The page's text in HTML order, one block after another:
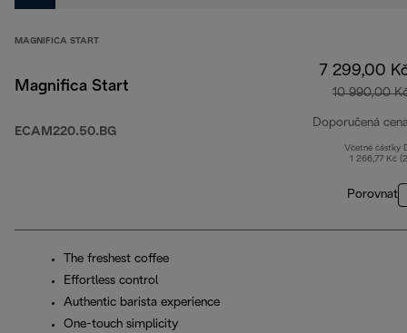
MAGNIFICA START
Magnifica Start
ECAM220.50.BG
7 299,00
10 990,00
Doporučená
Včetně částky
1 266,77 Kč
Porovnat
The freshest coffee
Effortless control
Authentic barista experience
One-touch simplicity